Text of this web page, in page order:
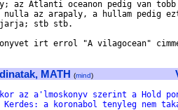
az Atlanti oceanon pedig van tobb
az arapaly, a hullam pedig
stb stb.
irt errol "A vilagocean"
MATH (mind)
az a'lmoskonyv szerint a Hold
a koronabol tenyleg nem